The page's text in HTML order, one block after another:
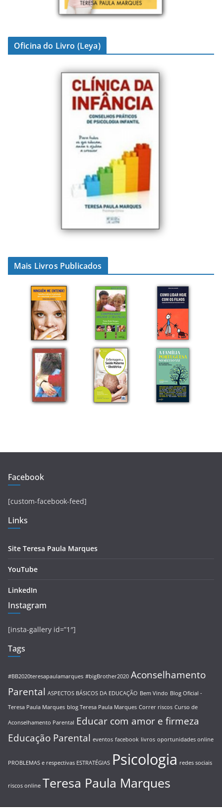
Oficina do Livro (Leya)
Mais Livros Publicados
Facebook
[custom-facebook-feed]
Links
Site Teresa Paula Marques
YouTube
LinkedIn
Instagram
[insta-gallery id=”1″]
Tags
#BB2020teresapaulamarques #bigBrother2020 Aconselhamento
Parental ASPECTOS BÁSICOS DA EDUCAÇÃO Bem Vindo Blog Oficial -
Teresa Paula Marques blog Teresa Paula Marques Correr riscos Curso de
Aconselhamento Parental Educar com amor e firmeza
Educação Parental eventos facebook livros oportunidades online
PROBLEMAS e respectivas ESTRATÉGIAS Psicologia redes sociais
riscos online Teresa Paula Marques